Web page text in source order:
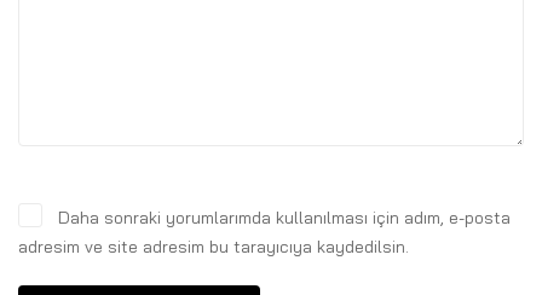
Daha sonraki yorumlarımda kullanılması için adım, e-posta
adresim ve site adresim bu tarayıcıya kaydedilsin.